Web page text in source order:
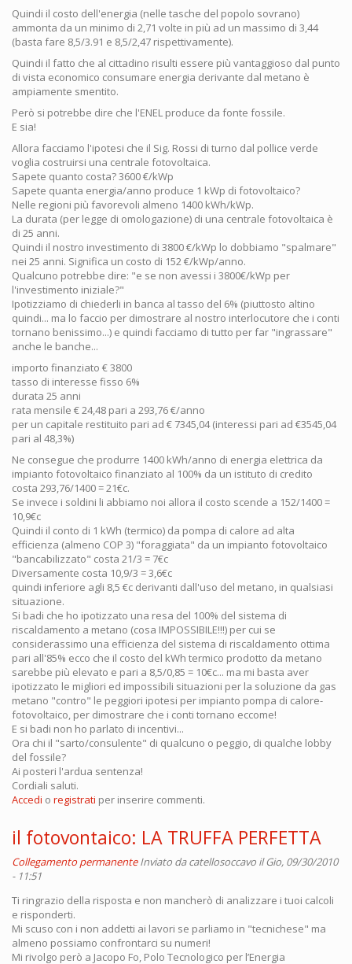
Quindi il costo dell'energia (nelle tasche del popolo sovrano)
ammonta da un minimo di 2,71 volte in più ad un massimo di 3,44
(basta fare 8,5/3.91 e 8,5/2,47 rispettivamente).
Quindi il fatto che al cittadino risulti essere più vantaggioso dal punto
di vista economico consumare energia derivante dal metano è
ampiamente smentito.
Però si potrebbe dire che l'ENEL produce da fonte fossile.
E sia!
Allora facciamo l'ipotesi che il Sig. Rossi di turno dal pollice verde
voglia costruirsi una centrale fotovoltaica.
Sapete quanto costa? 3600 €/kWp
Sapete quanta energia/anno produce 1 kWp di fotovoltaico?
Nelle regioni più favorevoli almeno 1400 kWh/kWp.
La durata (per legge di omologazione) di una centrale fotovoltaica è
di 25 anni.
Quindi il nostro investimento di 3800 €/kWp lo dobbiamo "spalmare"
nei 25 anni. Significa un costo di 152 €/kWp/anno.
Qualcuno potrebbe dire: "e se non avessi i 3800€/kWp per
l'investimento iniziale?"
Ipotizziamo di chiederli in banca al tasso del 6% (piuttosto altino
quindi... ma lo faccio per dimostrare al nostro interlocutore che i conti
tornano benissimo...) e quindi facciamo di tutto per far "ingrassare"
anche le banche...
importo finanziato € 3800
tasso di interesse fisso 6%
durata 25 anni
rata mensile € 24,48 pari a 293,76 €/anno
per un capitale restituito pari ad € 7345,04 (interessi pari ad €3545,04
pari al 48,3%)
Ne consegue che produrre 1400 kWh/anno di energia elettrica da
impianto fotovoltaico finanziato al 100% da un istituto di credito
costa 293,76/1400 = 21€c.
Se invece i soldini li abbiamo noi allora il costo scende a 152/1400 =
10,9€c
Quindi il conto di 1 kWh (termico) da pompa di calore ad alta
efficienza (almeno COP 3) "foraggiata" da un impianto fotovoltaico
"bancabilizzato" costa 21/3 = 7€c
Diversamente costa 10,9/3 = 3,6€c
quindi inferiore agli 8,5 €c derivanti dall'uso del metano, in qualsiasi
situazione.
Si badi che ho ipotizzato una resa del 100% del sistema di
riscaldamento a metano (cosa IMPOSSIBILE!!!) per cui se
considerassimo una efficienza del sistema di riscaldamento ottima
pari all'85% ecco che il costo del kWh termico prodotto da metano
sarebbe più elevato e pari a 8,5/0,85 = 10€c... ma mi basta aver
ipotizzato le migliori ed impossibili situazioni per la soluzione da gas
metano "contro" le peggiori ipotesi per impianto pompa di calore-
fotovoltaico, per dimostrare che i conti tornano eccome!
E si badi non ho parlato di incentivi...
Ora chi il "sarto/consulente" di qualcuno o peggio, di qualche lobby
del fossile?
Ai posteri l'ardua sentenza!
Cordiali saluti.
Accedi o registrati per inserire commenti.
il fotovontaico: LA TRUFFA PERFETTA
Collegamento permanente Inviato dacatellosoccavo il Gio, 09/30/2010
- 11:51
Ti ringrazio della risposta e non mancherò di analizzare i tuoi calcoli
e risponderti.
Mi scuso con i non addetti ai lavori se parliamo in "tecnichese" ma
almeno possiamo confrontarci su numeri!
Mi rivolgo però a Jacopo Fo, Polo Tecnologico per l’Energia